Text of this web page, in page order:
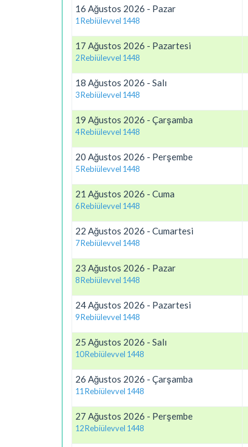
16 Ağustos 2026 - Pazar
1 Rebiülevvel 1448
17 Ağustos 2026 - Pazartesi
2 Rebiülevvel 1448
18 Ağustos 2026 - Salı
3 Rebiülevvel 1448
19 Ağustos 2026 - Çarşamba
4 Rebiülevvel 1448
20 Ağustos 2026 - Perşembe
5 Rebiülevvel 1448
21 Ağustos 2026 - Cuma
6 Rebiülevvel 1448
22 Ağustos 2026 - Cumartesi
7 Rebiülevvel 1448
23 Ağustos 2026 - Pazar
8 Rebiülevvel 1448
24 Ağustos 2026 - Pazartesi
9 Rebiülevvel 1448
25 Ağustos 2026 - Salı
10 Rebiülevvel 1448
26 Ağustos 2026 - Çarşamba
11 Rebiülevvel 1448
27 Ağustos 2026 - Perşembe
12 Rebiülevvel 1448